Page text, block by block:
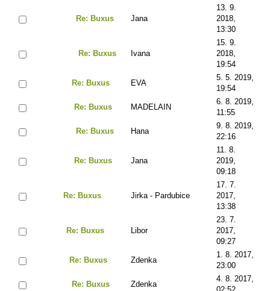
Re: Buxus Jana
13. 9.
2018,
13:30
Re: Buxus Ivana
15. 9.
2018,
19:54
Re: Buxus EVA
5. 5. 2019,
19:54
Re: Buxus MADELAIN
6. 8. 2019,
11:55
Re: Buxus Hana
9. 8. 2019,
22:16
Re: Buxus Jana
11. 8.
2019,
09:18
Re: Buxus Jirka - Pardubice
17. 7.
2017,
13:38
Re: Buxus Libor
23. 7.
2017,
09:27
Re: Buxus Zdenka
1. 8. 2017,
23:00
Re: Buxus Zdenka
4. 8. 2017,